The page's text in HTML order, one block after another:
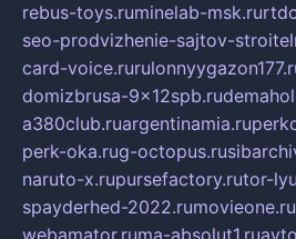
rebus-toys.ruminelab-msk.ru
seo-prodvizhenie-sajtov-
card-voice.ru
domizbrusa-9x12spb.ru
a380club.ruargentinamia.ru
perk-oka.rug-octopus.ru
naruto-x.rupursefactory.rutor-
spayderhed-2022.rumovieone.ru